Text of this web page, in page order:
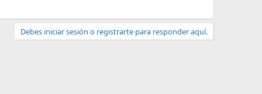
Debes iniciar sesión o registrarte para responder aquí.